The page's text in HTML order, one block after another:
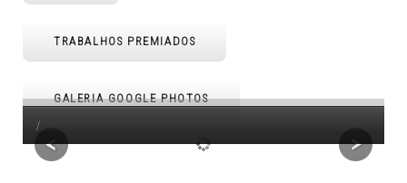
TRABALHOS PREMIADOS
GALERIA GOOGLE PHOTOS
/